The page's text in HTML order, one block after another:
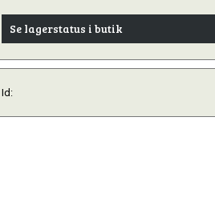
Se lagerstatus i butik
Id: